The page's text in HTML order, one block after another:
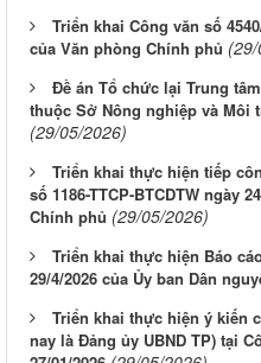
Triển khai Công văn số
của Văn phòng Chính phủ
Đề án Tổ chức lại Trung
thuộc Sở Nông nghiệp và Môi
(29/05/2026)
Triển khai thực hiện tiếp
số 1186-TTCP-BTCDTW ngày
Chính phủ (29/05/2026)
Triển khai thực hiện Báo
29/4/2026 của Ủy ban Dân
Triển khai thực hiện ý kiến
nay là Đảng ủy UBND TP) tại